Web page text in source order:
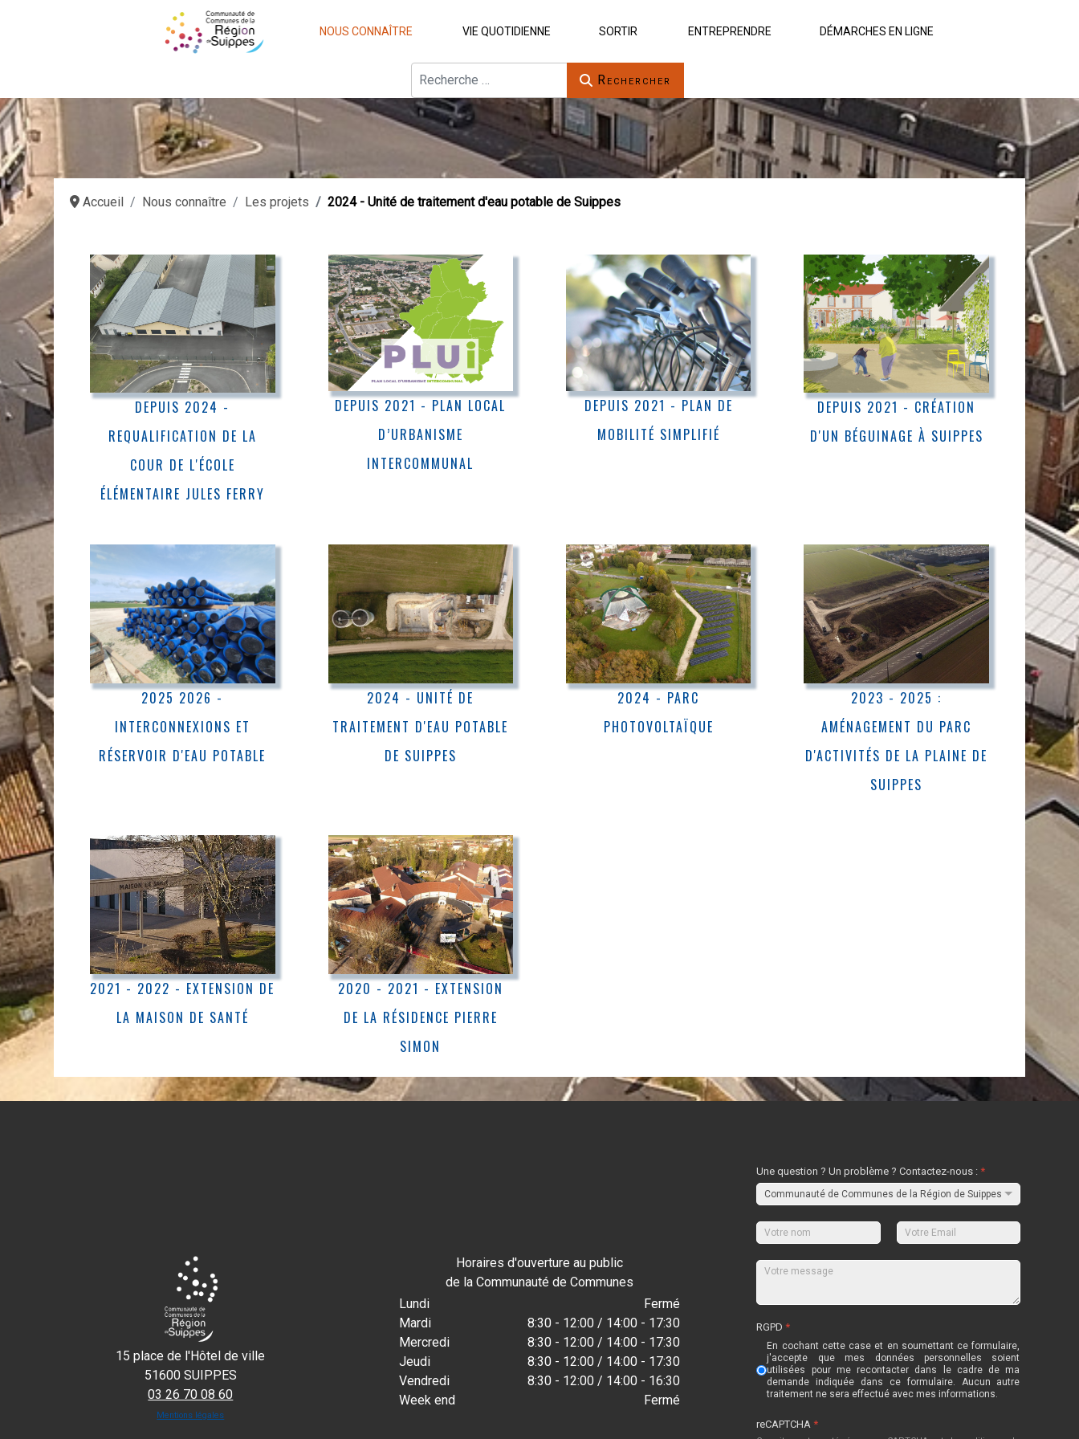
NOUS CONNAÎTRE VIE QUOTIDIENNE SORTIR ENTREPRENDRE DÉMARCHES EN LIGNE
Rechercher
Accueil Nous connaître Les projets 2024 - Unité de traitement d'eau potable de Suippes
DEPUIS 2024 -
REQUALIFICATION DE LA
COUR DE L'ÉCOLE
ÉLÉMENTAIRE JULES FERRY
DEPUIS 2021 - PLAN LOCAL
D’URBANISME
INTERCOMMUNAL
DEPUIS 2021 - PLAN DE
MOBILITÉ SIMPLIFIÉ
DEPUIS 2021 - CRÉATION
D'UN BÉGUINAGE À SUIPPES
2025 2026 -
INTERCONNEXIONS ET
RÉSERVOIR D'EAU POTABLE
2024 - UNITÉ DE
TRAITEMENT D'EAU POTABLE
DE SUIPPES
2024 - PARC
PHOTOVOLTAÏQUE
2023 - 2025 :
AMÉNAGEMENT DU PARC
D'ACTIVITÉS DE LA PLAINE DE
SUIPPES
2021 - 2022 - EXTENSION DE
LA MAISON DE SANTÉ
2020 - 2021 - EXTENSION
DE LA RÉSIDENCE PIERRE
SIMON
15 place de l'Hôtel de ville
51600 SUIPPES
03 26 70 08 60
Mentions légales
Horaires d'ouverture au public
de la Communauté de Communes
Lundi
Fermé
Mardi
8:30 - 12:00 / 14:00 - 17:30
Mercredi
8:30 - 12:00 / 14:00 - 17:30
Jeudi
8:30 - 12:00 / 14:00 - 17:30
Vendredi
8:30 - 12:00 / 14:00 - 16:30
Week end
Fermé
Une question ? Un problème ? Contactez-nous :*
RGPD*
En cochant cette case et en soumettant ce formulaire,
j'accepte que mes données personnelles soient
utilisées pour me recontacter dans le cadre de ma
demande indiquée dans ce formulaire. Aucun autre
traitement ne sera effectué avec mes informations.
reCAPTCHA*